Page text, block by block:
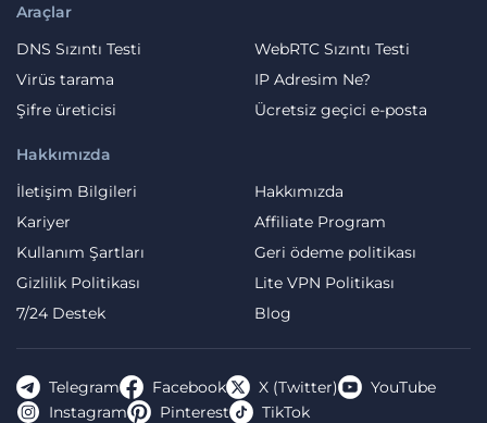
Hakkımızda
İletişim Bilgileri
Hakkımızda
Kariyer
Affiliate Program
Kullanım Şartları
Geri ödeme politikası
Gizlilik Politikası
Lite VPN Politikası
7/24 Destek
Blog
Araçlar
DNS Sızıntı Testi
WebRTC Sızıntı Testi
Virüs tarama
IP Adresim Ne?
Şifre üreticisi
Ücretsiz geçici e-posta
Telegram Facebook X (Twitter)
YouTube
Instagram
Pinterest TikTok